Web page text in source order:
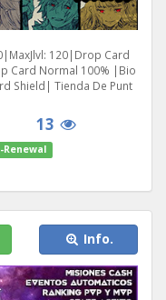
120|Drop Card
Card Normal 100% |Bio
Shield| Tienda De Punt
13
Renewal
Info.